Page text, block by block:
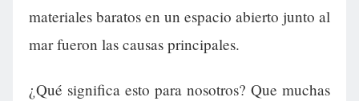
materiales baratos en un espacio abierto junto al
mar fueron las causas principales.
¿Qué significa esto para nosotros? Que muchas